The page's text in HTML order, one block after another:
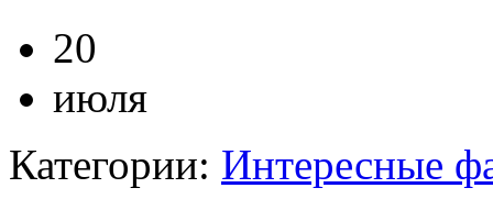
20
июля
Категории: Интересные